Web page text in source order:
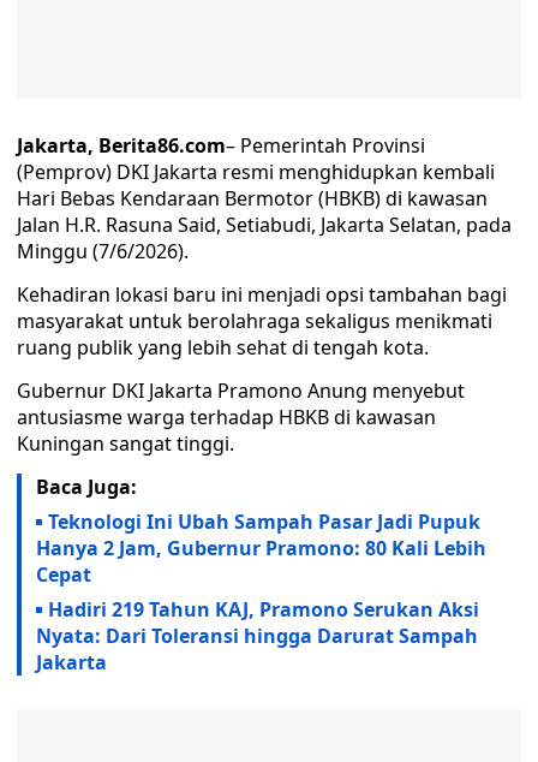
Jakarta, Berita86.com– Pemerintah Provinsi
(Pemprov) DKI Jakarta resmi menghidupkan kembali
Hari Bebas Kendaraan Bermotor (HBKB) di kawasan
Jalan H.R. Rasuna Said, Setiabudi, Jakarta Selatan, pada
Minggu (7/6/2026).
Kehadiran lokasi baru ini menjadi opsi tambahan bagi
masyarakat untuk berolahraga sekaligus menikmati
ruang publik yang lebih sehat di tengah kota.
Gubernur DKI Jakarta Pramono Anung menyebut
antusiasme warga terhadap HBKB di kawasan
Kuningan sangat tinggi.
Baca Juga:
Teknologi Ini Ubah Sampah Pasar Jadi Pupuk
Hanya 2 Jam, Gubernur Pramono: 80 Kali Lebih
Cepat
Hadiri 219 Tahun KAJ, Pramono Serukan Aksi
Nyata: Dari Toleransi hingga Darurat Sampah
Jakarta